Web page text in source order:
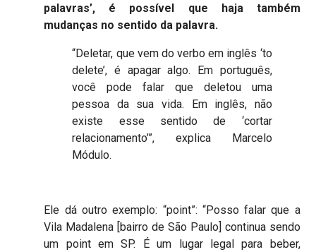
palavras’, é possível que haja também
mudanças no sentido da palavra.
“Deletar, que vem do verbo em inglês ‘to
delete’, é apagar algo. Em português,
você pode falar que deletou uma
pessoa da sua vida. Em inglês, não
existe esse sentido de ‘cortar
relacionamento’”, explica Marcelo
Módulo.
Ele dá outro exemplo: “point”: “Posso falar que a
Vila Madalena [bairro de São Paulo] continua sendo
um point em SP. É um lugar legal para beber,